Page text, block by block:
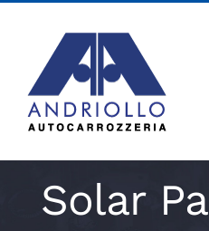
content
Solar